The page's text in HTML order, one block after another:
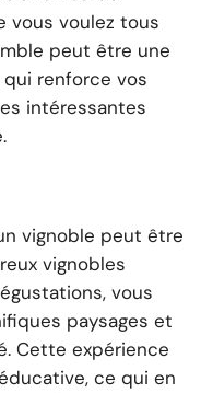
vous voulez tous
peut être une
renforce vos
intéressantes
vignoble peut être
vignobles
vous
paysages et
Cette expérience
ce qui en